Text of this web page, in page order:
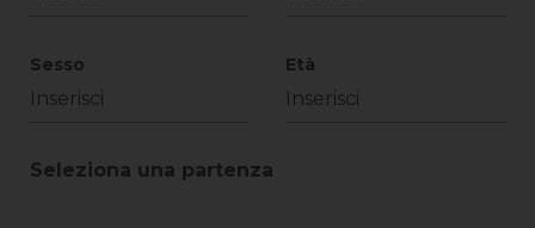
Sesso Età
Seleziona una partenza